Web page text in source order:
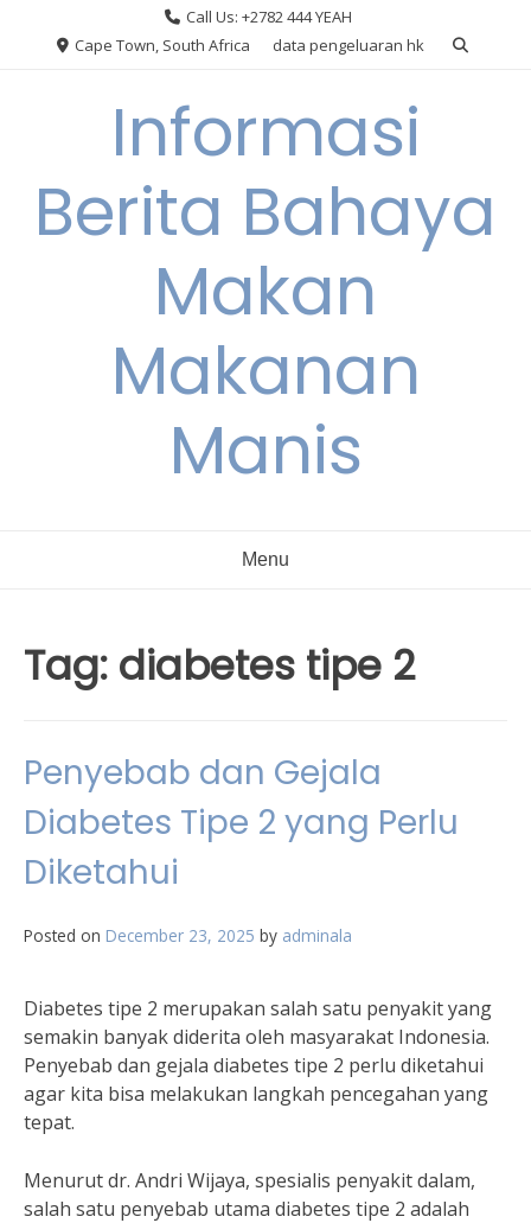
Call Us: +2782 444 YEAH
Cape Town, South Africa
data pengeluaran hk
Informasi
Berita Bahaya
Makan
Makanan
Manis
Menu
Tag: diabetes tipe 2
Penyebab dan Gejala
Diabetes Tipe 2 yang Perlu
Diketahui
Posted on December 23, 2025 by adminala
Diabetes tipe 2 merupakan salah satu penyakit yang
semakin banyak diderita oleh masyarakat Indonesia.
Penyebab dan gejala diabetes tipe 2 perlu diketahui
agar kita bisa melakukan langkah pencegahan yang
tepat.
Menurut dr. Andri Wijaya, spesialis penyakit dalam,
salah satu penyebab utama diabetes tipe 2 adalah